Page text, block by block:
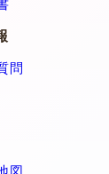
問